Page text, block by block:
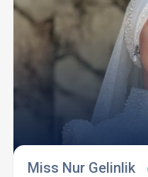
Miss Nur Gelinlik